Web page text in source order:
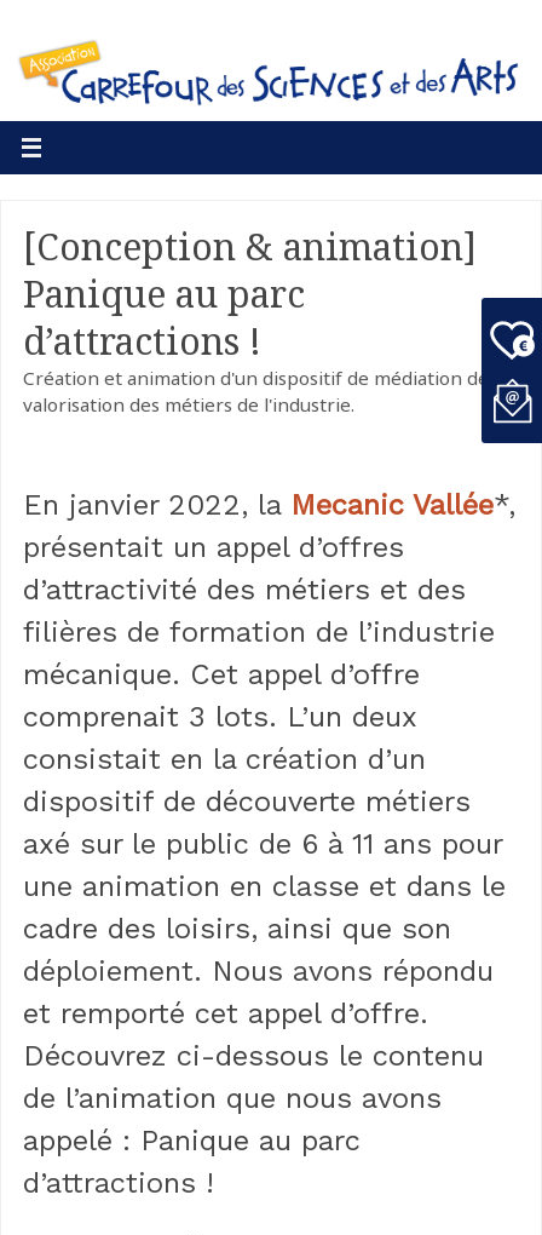
[Conception & animation]
Panique au parc
d’attractions !
Création et animation d'un dispositif de médiation de
valorisation des métiers de l'industrie.
En janvier 2022, la Mecanic Vallée*,
présentait un appel d’offres
d’attractivité des métiers et des
filières de formation de l’industrie
mécanique. Cet appel d’offre
comprenait 3 lots. L’un deux
consistait en la création d’un
dispositif de découverte métiers
axé sur le public de 6 à 11 ans pour
une animation en classe et dans le
cadre des loisirs, ainsi que son
déploiement. Nous avons répondu
et remporté cet appel d’offre.
Découvrez ci-dessous le contenu
de l’animation que nous avons
appelé : Panique au parc
d’attractions !